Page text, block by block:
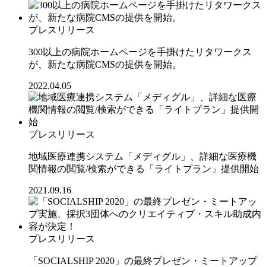
プレスリリース
300以上の病院ホームページを手掛けたリタワークス
が、新たな病院CMSの提供を開始。
2022.04.05
プレスリリース
地域医療連携システム「メディグル」、詳細な医療機
関情報の閲覧/検索ができる「ライトプラン」提供開始
2021.09.16
プレスリリース
「SOCIALSHIP 2020」の最終プレゼン・ミートアップ